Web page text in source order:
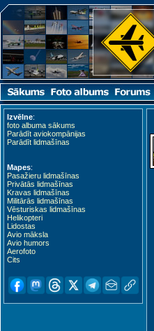
Izvēlne:
foto albuma sākums
Parādīt aviokompānijas
Parādīt lidmašīnas
Mapes:
Pasažieru lidmašīnas
Privātās lidmašīnas
Kravas lidmašīnas
Militārās lidmašīnas
Vēsturiskas lidmašīnas
Helikopteri
Lidostas
Avio māksla
Avio humors
Aerofoto
Cits